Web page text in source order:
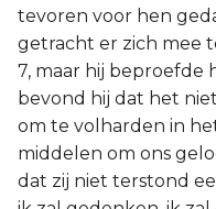
tevoren voor hen
getracht er zich mee
7, maar hij beproefde
bevond hij dat het
om te volharden in
middelen om ons
dat zij niet terstond